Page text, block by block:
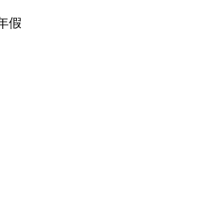
假